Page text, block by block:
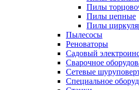
Пилы
Пилы цепные
Пилы
Пылесосы
Реноваторы
Садовый
Сварочное
Сетевые
Специальное